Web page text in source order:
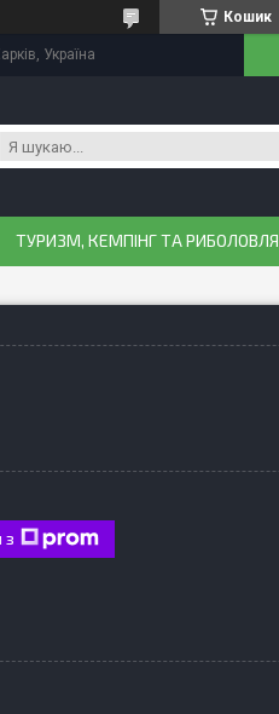
Кошик
Україна
ТУРИЗМ, КЕМПІНГ ТА РИБОЛОВЛЯ
з